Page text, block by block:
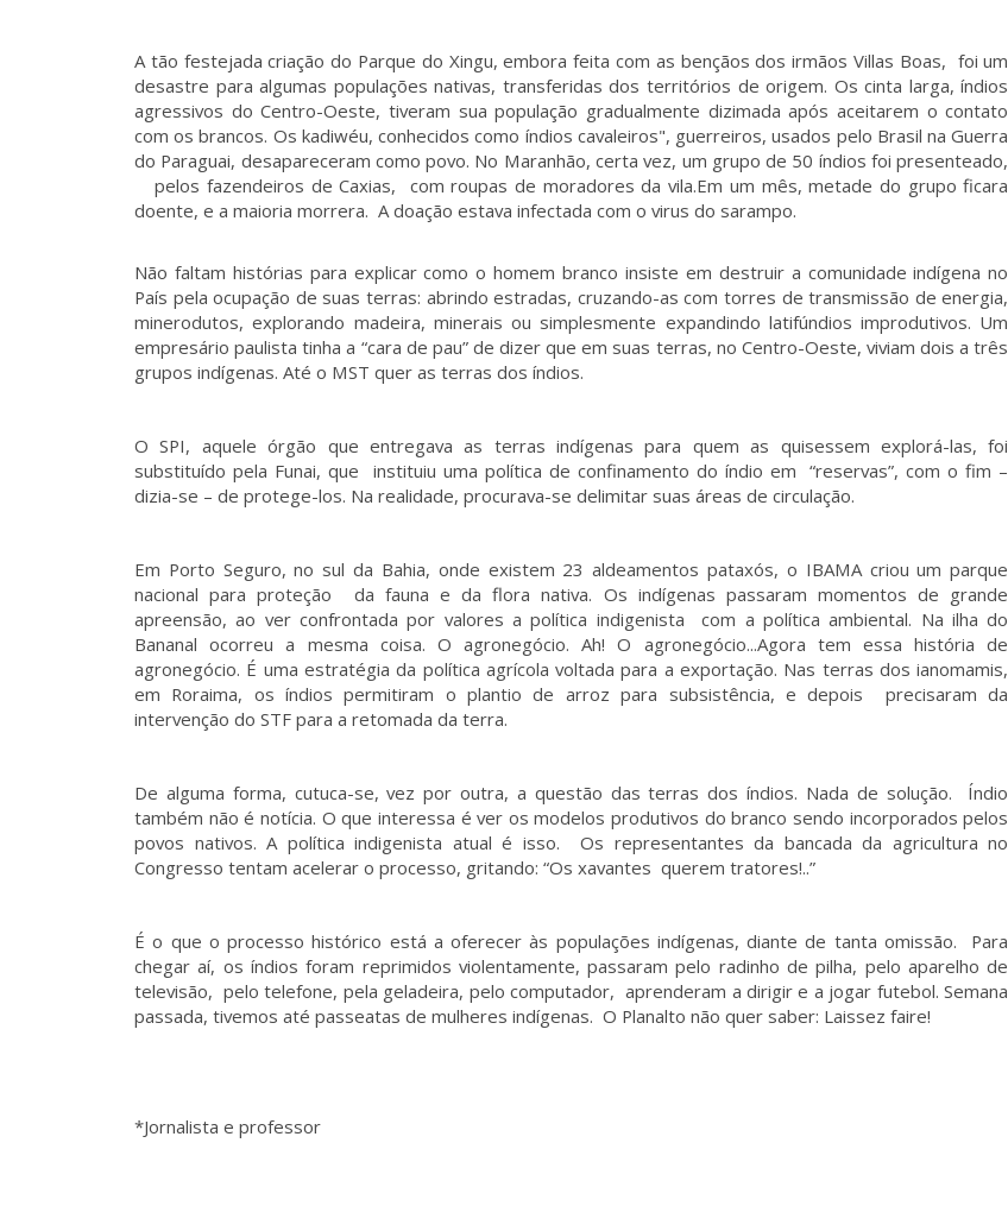
A tão festejada criação do Parque do Xingu, embora feita com as bençãos dos irmãos Villas Boas, foi um
desastre para algumas populações nativas, transferidas dos territórios de origem. Os cinta larga, índios
agressivos do Centro-Oeste, tiveram sua população gradualmente dizimada após aceitarem o contato
com os brancos. Os kadiwéu, conhecidos como índios cavaleiros", guerreiros, usados pelo Brasil na Guerra
do Paraguai, desapareceram como povo. No Maranhão, certa vez, um grupo de 50 índios foi presenteado,
pelos fazendeiros de Caxias, com roupas de moradores da vila.Em um mês, metade do grupo ficara
doente, e a maioria morrera. A doação estava infectada com o virus do sarampo.
Não faltam histórias para explicar como o homem branco insiste em destruir a comunidade indígena no
País pela ocupação de suas terras: abrindo estradas, cruzando-as com torres de transmissão de energia,
minerodutos, explorando madeira, minerais ou simplesmente expandindo latifúndios improdutivos. Um
empresário paulista tinha a “cara de pau” de dizer que em suas terras, no Centro-Oeste, viviam dois a três
grupos indígenas. Até o MST quer as terras dos índios.
O SPI, aquele órgão que entregava as terras indígenas para quem as quisessem explorá-las, foi
substituído pela Funai, que instituiu uma política de confinamento do índio em “reservas”, com o fim –
dizia-se – de protege-los. Na realidade, procurava-se delimitar suas áreas de circulação.
Em Porto Seguro, no sul da Bahia, onde existem 23 aldeamentos pataxós, o IBAMA criou um parque
nacional para proteção da fauna e da flora nativa. Os indígenas passaram momentos de grande
apreensão, ao ver confrontada por valores a política indigenista com a política ambiental. Na ilha do
Bananal ocorreu a mesma coisa. O agronegócio. Ah! O agronegócio...Agora tem essa história de
agronegócio. É uma estratégia da política agrícola voltada para a exportação. Nas terras dos ianomamis,
em Roraima, os índios permitiram o plantio de arroz para subsistência, e depois precisaram da
intervenção do STF para a retomada da terra.
De alguma forma, cutuca-se, vez por outra, a questão das terras dos índios. Nada de solução. Índio
também não é notícia. O que interessa é ver os modelos produtivos do branco sendo incorporados pelos
povos nativos. A política indigenista atual é isso. Os representantes da bancada da agricultura no
Congresso tentam acelerar o processo, gritando: “Os xavantes querem tratores!..”
É o que o processo histórico está a oferecer às populações indígenas, diante de tanta omissão. Para
chegar aí, os índios foram reprimidos violentamente, passaram pelo radinho de pilha, pelo aparelho de
televisão, pelo telefone, pela geladeira, pelo computador, aprenderam a dirigir e a jogar futebol. Semana
passada, tivemos até passeatas de mulheres indígenas. O Planalto não quer saber: Laissez faire!
*Jornalista e professor